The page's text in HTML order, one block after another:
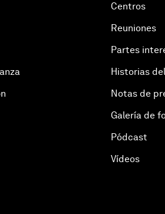
Centros
Reuniones
Partes
Historias
Notas de
Galería de
Pódcast
Vídeos